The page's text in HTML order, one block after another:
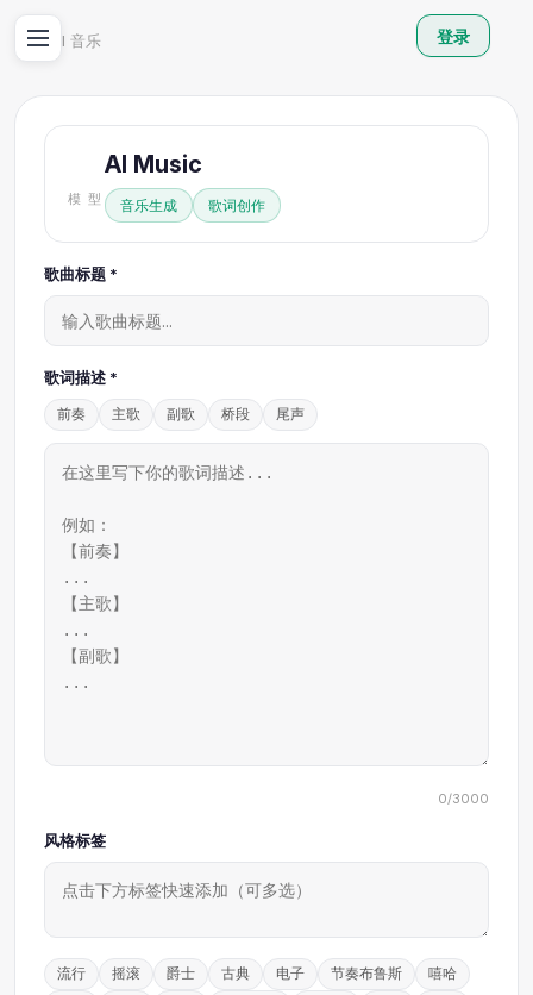
首页› AI 音乐
AI Music
音乐生成 歌词创作
歌曲标题 *
歌词描述 *
前奏 主歌 副歌 桥段 尾声
0/3000
风格标签
流行 摇滚 爵士 古典 电子 节奏布鲁斯
嘻哈
登录